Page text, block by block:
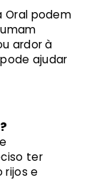
Oral podem
ardor à
ajudar
ter
rijos e